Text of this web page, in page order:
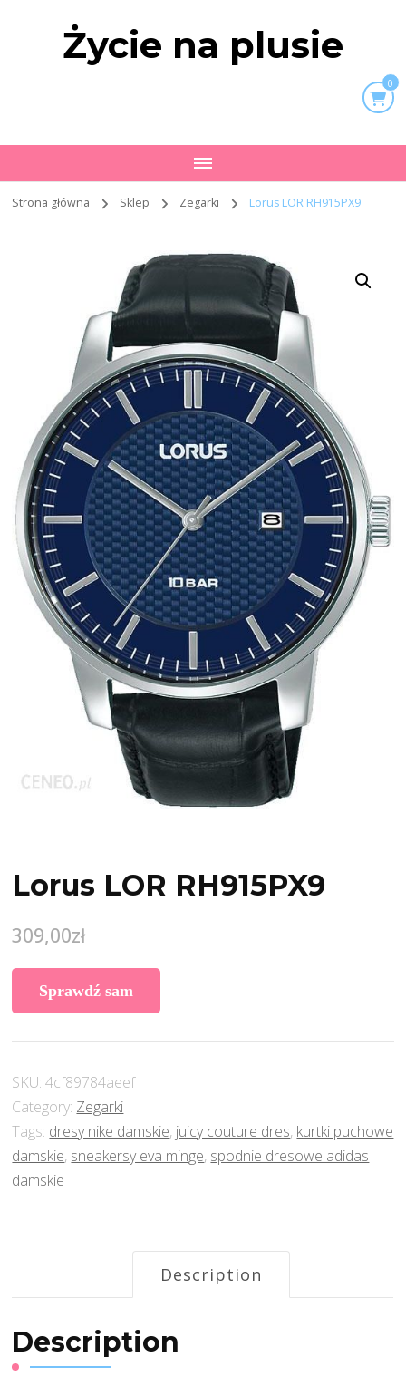
Życie na plusie
0
Strona główna Sklep Zegarki Lorus LOR RH915PX9
Lorus LOR RH915PX9
309,00zł
Sprawdź sam
SKU:4cf89784aeef
Category: Zegarki
Tags: dresy nike damskie, juicy couture dres, kurtki puchowe
damskie, sneakersy eva minge, spodnie dresowe adidas
damskie
Description
Description